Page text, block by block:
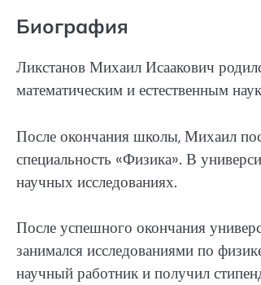
Биография
Ликстанов Михаил Исаакович
математическим и естественным
После окончания школы, Михаил
специальность «Физика». В
научных исследованиях.
После успешного окончания
занимался исследованиями по
научный работник и получил